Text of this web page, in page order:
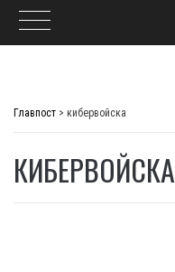
Главпост > кибервойска
КИБЕРВОЙСКА